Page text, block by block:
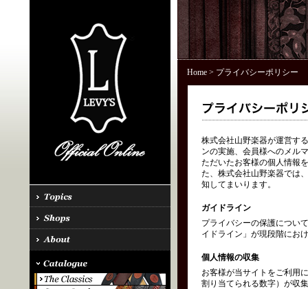
Home> プライバシーポリシー
株式会社山野楽器が運営す
ンの実施、会員様へのメル
ただいたお客様の個人情報
た、株式会社山野楽器では
知してまいります。
ガイドライン
プライバシーの保護につい
イドライン」が現段階にお
個人情報の収集
お客様が当サイトをご利用
割り当てられる数字）が収